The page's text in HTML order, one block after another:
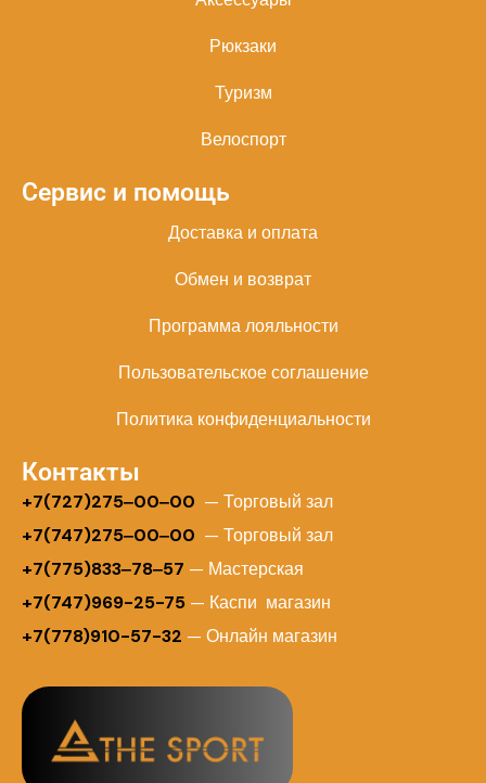
Рюкзаки
Туризм
Велоспорт
Сервис и помощь
Доставка и оплата
Обмен и возврат
Программа лояльности
Пользовательское соглашение
Политика конфиденциальности
Контакты
+7(727)275‒00‒00 — Торговый зал
+7(747)275‒00‒00 — Торговый зал
+7(775)833‒78‒57 — Мастерская
+7(747)969-25-75 — Каспи магазин
+7(778)910-57-32 — Онлайн магазин